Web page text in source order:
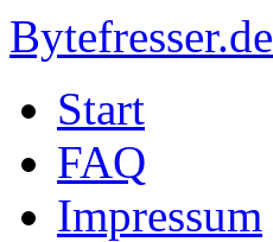
Bytefresser.de
Start
FAQ
Impressum